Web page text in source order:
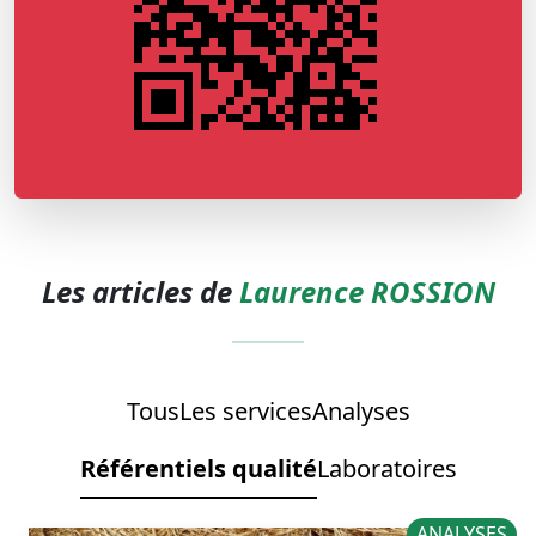
Les articles deLaurence ROSSION
TousLes servicesAnalyses
Référentiels qualitéLaboratoires